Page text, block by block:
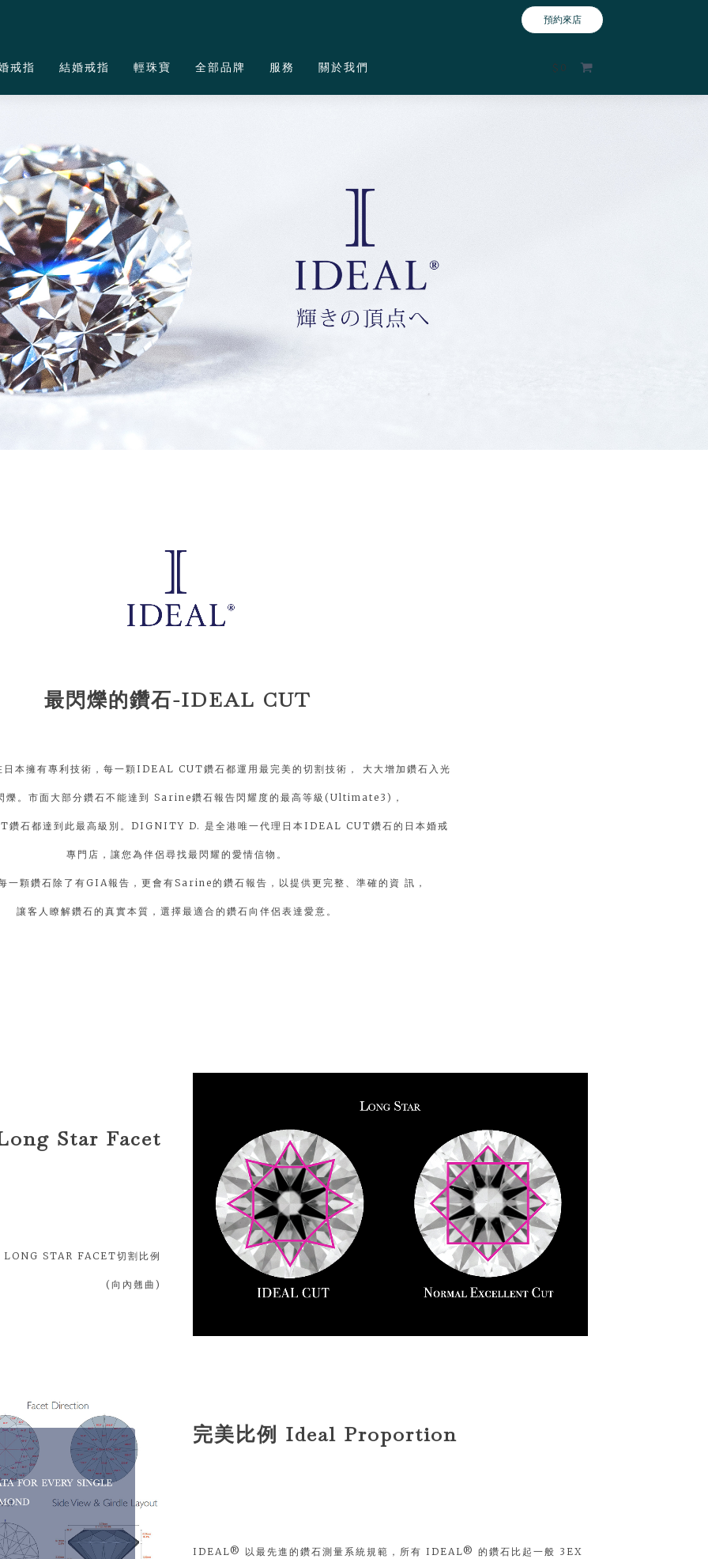
預約來店
戒指 結婚戒指 輕珠寶 全部品牌 服務 關於我們 $ 0
最閃爍的鑽石-IDEAL CUT
本擁有專利技術，每一顆IDEAL CUT鑽石都運用最完美的切割技術， 大大增加鑽石入光
爍。市面大部分鑽石不能達到 Sarine鑽石報告閃耀度的最高等級(Ultimate3)，
鑽石都達到此最高級別。DIGNITY D. 是全港唯一代理日本IDEAL CUT鑽石的日本婚戒
專門店，讓您為伴侶尋找最閃耀的愛情信物。
顆鑽石除了有GIA報告，更會有Sarine的鑽石報告，以提供更完整、準確的資 訊，
讓客人瞭解鑽石的真實本質，選擇最適合的鑽石向伴侶表達愛意。
Star Facet
LONG STAR FACET切割比例
(向內翹曲)
完美比例 Ideal Proportion
IDEAL® 以最先進的鑽石測量系統規範，所有 IDEAL® 的鑽石比起一般 3EX